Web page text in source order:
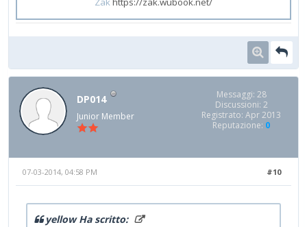
DP014
Junior Member
Messaggi: 28
Discussioni: 2
Registrato: Apr 2013
Reputazione: 0
#10
07-03-2014, 04:58 PM
yellow Ha scritto: